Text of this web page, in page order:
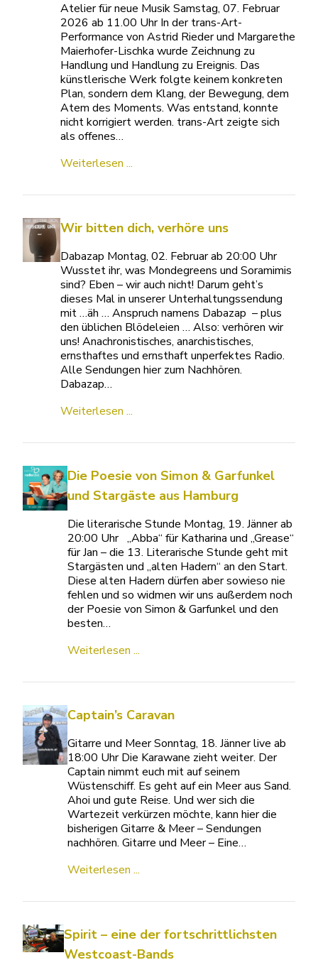
Atelier für neue Musik Samstag, 07. Februar
2026 ab 11.00 Uhr In der trans-Art-
Performance von Astrid Rieder und Margarethe
Maierhofer-Lischka wurde Zeichnung zu
Handlung und Handlung zu Ereignis. Das
künstlerische Werk folgte keinem konkreten
Plan, sondern dem Klang, der Bewegung, dem
Atem des Moments. Was entstand, konnte
nicht korrigiert werden. trans-Art zeigte sich
als offenes…
Weiterlesen ...
Wir bitten dich, verhöre uns
Dabazap Montag, 02. Februar ab 20:00 Uhr
Wusstet ihr, was Mondegreens und Soramimis
sind? Eben – wir auch nicht! Darum geht’s
dieses Mal in unserer Unterhaltungssendung
mit …äh … Anspruch namens Dabazap – plus
den üblichen Blödeleien … Also: verhören wir
uns! Anachronistisches, anarchistisches,
ernsthaftes und ernsthaft unperfektes Radio.
Alle Sendungen hier zum Nachhören.
Dabazap…
Weiterlesen ...
Die Poesie von Simon & Garfunkel
und Stargäste aus Hamburg
Die literarische Stunde Montag, 19. Jänner ab
20:00 Uhr „Abba“ für Katharina und „Grease“
für Jan – die 13. Literarische Stunde geht mit
Stargästen und „alten Hadern“ an den Start.
Diese alten Hadern dürfen aber sowieso nie
fehlen und so widmen wir uns außerdem noch
der Poesie von Simon & Garfunkel und den
besten…
Weiterlesen ...
Captain’s Caravan
Gitarre und Meer Sonntag, 18. Jänner live ab
18:00 Uhr Die Karawane zieht weiter. Der
Captain nimmt euch mit auf seinem
Wüstenschiff. Es geht auf ein Meer aus Sand.
Ahoi und gute Reise. Und wer sich die
Wartezeit verkürzen möchte, kann hier die
bisherigen Gitarre & Meer – Sendungen
nachhören. Gitarre und Meer – Eine…
Weiterlesen ...
Spirit – eine der fortschrittlichsten
Westcoast-Bands